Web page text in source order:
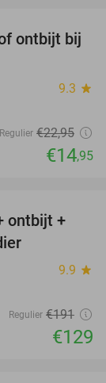
35%
ontbijt bij
9.3 star
Regulier €22,95
€14,95
32%
ontbijt +
9.9 star
Regulier €191
€129